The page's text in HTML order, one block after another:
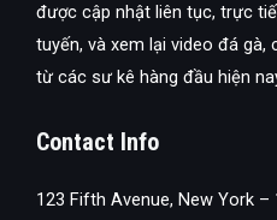
được cập nhật liên tục, trực
tuyến, và xem lại video đá gà,
từ các sư kê hàng đầu hiện
Contact Info
123 Fifth Avenue, New York –